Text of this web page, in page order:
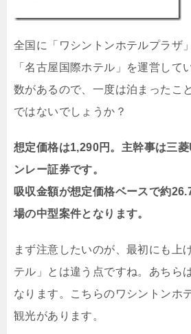
全国に「ワシントンホテルプラザ
「名古屋国際ホテル」を運営して
数があるので、一度は泊まったこ
ではないでしょうか？
想定価格は1,290円。主幹事は三
ンレー証券です。
吸収金額が想定価格ベースで約
場の中型案件となります。
まず注意したいのが、最初にも上
テル」とは違う点ですね。あちら
なります。こちらのワシントンホ
観光があります。